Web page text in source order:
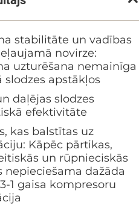
stabilitāte un vadības
novirze:
uzturēšana nemainīga
slodzes apstākļos
daļējas slodzes
efektivitāte
kas balstītas uz
Kāpēc pārtikas,
un rūpnieciskās
nepieciešama dažāda
1 gaisa kompresoru